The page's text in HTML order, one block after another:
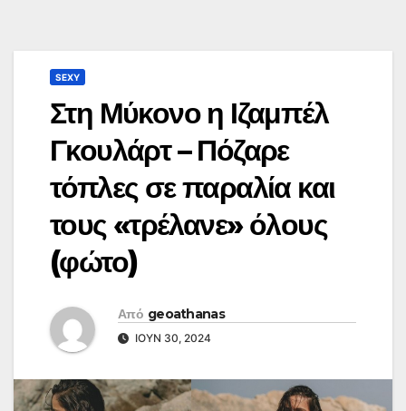
SEXY
Στη Μύκονο η Ιζαμπέλ
Γκουλάρτ – Πόζαρε
τόπλες σε παραλία και
τους «τρέλανε» όλους
(φώτο)
Από geoathanas
ΙΟΎΝ 30, 2024